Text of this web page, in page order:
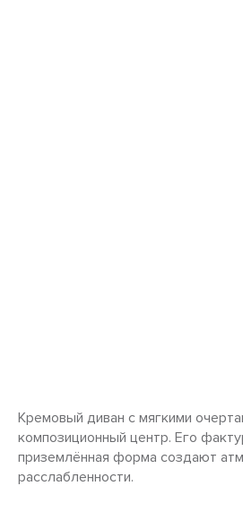
Кремовый диван с мягкими
композиционный центр. Его
приземлённая форма создают
расслабленности.